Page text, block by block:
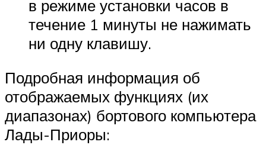
в режиме установки часов в
течение 1 минуты не нажимать
ни одну клавишу.
Подробная информация об
отображаемых функциях (их
диапазонах) бортового компьютера
Лады-Приоры: